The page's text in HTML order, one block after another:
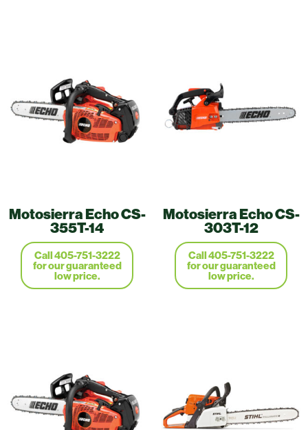
Motosierra Echo CS-
355T-14
Call 405-751-3222
for our guaranteed
low price.
Motosierra Echo CS-
303T-12
Call 405-751-3222
for our guaranteed
low price.